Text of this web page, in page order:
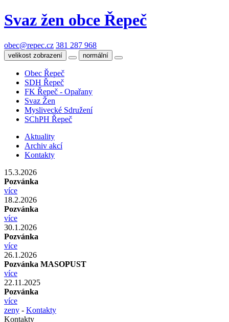
Svaz žen obce Řepeč
obec@repec.cz 381 287 968
velikost zobrazení normální
Obec Řepeč
SDH Řepeč
FK Řepeč - Opařany
Svaz Žen
Myslivecké Sdružení
SChPH Řepeč
Aktuality
Archiv akcí
Kontakty
15.3.2026
Pozvánka
více
18.2.2026
Pozvánka
více
30.1.2026
Pozvánka
více
26.1.2026
Pozvánka MASOPUST
více
22.11.2025
Pozvánka
více
zeny - Kontakty
Kontakty